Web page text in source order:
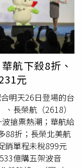
爭力，第一架約
格金額尚未確定，
同揭開旅展序幕。
博覽會期間購買台
惠外，可再享展區
元起(未稅)；展
動，提供台灣地區
優惠，使用 LINE
LINE POINTS 888
線上旅展活動期
填寫完整資訊，前
」，出國加漫遊一
特華航桃園機場飯
樂遊通網卡及微熱
旅展即日起至 6 月
航下殺8折、
元
明天26日登場的台
長榮航（2618）
搶票熱潮；華航給
88折；長榮北美航
銷單程未稅899元
億購五架波音